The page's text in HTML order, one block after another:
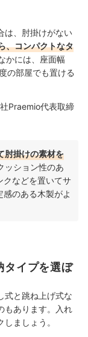
は、肘掛けがない
、コンパクトなタ
かには、座面幅
の部屋でも置ける
Praemio代表取締
肘掛けの素材を
ッション性のあ
クなどを置いてサ
のある木製がよ
タイプを選ぼ
式と跳ね上げ式な
あります。
入れ
ましょう。